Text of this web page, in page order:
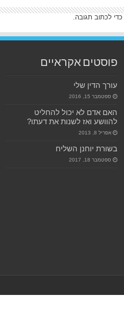
כדי לכתוב תגובה.
פוסטים אקראיים
עורך הדין שלי
ספטמבר 15, 2016
האם אדם לא יכול להחליט
להוושע ואז לשנות את דעתו?
אפריל 8, 2013
בשורת יוחנן השליח
ספטמבר 18, 2017